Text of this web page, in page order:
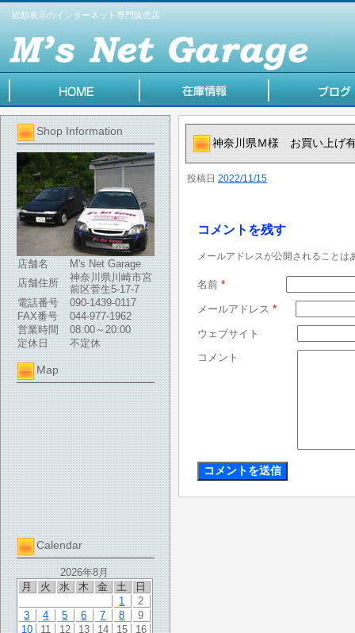
総額表示のインターネット専門販売店
Shop Information
店舗名
M's Net Garage
店舗住所
神奈川県川崎市宮
前区菅生5-17-7
電話番号
090-1439-0117
FAX番号
044-977-1962
営業時間
08:00～20:00
定休日
不定休
Map
Calendar
2026年8月
月
火 水 木 金 土 日
1
2
3
4 5 6 7 8
9
10
11 12 13 14 15
16
神奈川県Ｍ様 お買い上げ
投稿日 2022/11/15
コメントを残す
メールアドレスが公開されることは
名前 *
メールアドレス *
ウェブサイト
コメント